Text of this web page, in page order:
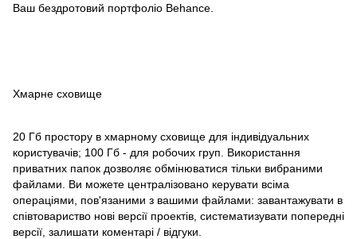
Ваш бездротовий портфоліо Behance.
Хмарне сховище
20 Гб простору в хмарному сховище для індивідуальних
користувачів; 100 Гб - для робочих груп. Використання
приватних папок дозволяє обмінюватися тільки вибраними
файлами. Ви можете централізовано керувати всіма
операціями, пов'язаними з вашими файлами: завантажувати в
співтовариство нові версії проектів, систематизувати попередні
версії, залишати коментарі / відгуки.